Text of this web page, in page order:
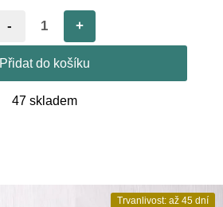
- +
Přidat do košíku
47 skladem
Trvanlivost: až 45 dní